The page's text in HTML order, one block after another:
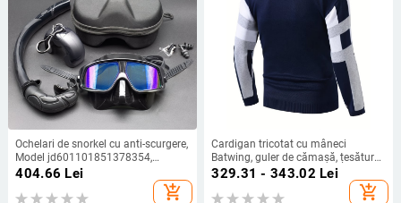
Ochelari de snorkel cu anti-scurgere,
Model jd601101851378354,
Material Vinylon, Pentru adulți
404.66 Lei
add_shopping_cart
Cardigan tricotat cu mâneci
Batwing, guler de cămașă, țesătură
Chenille Vinylon, grosime obișnuită
329.31 - 343.02 Lei
add_shopping_cart